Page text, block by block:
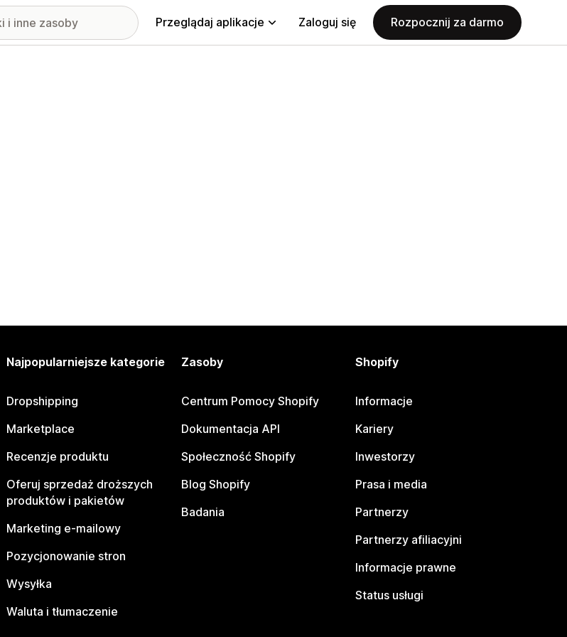
Przeglądaj aplikacje Zaloguj się Rozpocznij za darmo
Najpopularniejsze kategorie
Dropshipping
Marketplace
Recenzje produktu
Oferuj sprzedaż droższych
produktów i pakietów
Marketing e-mailowy
Pozycjonowanie stron
Wysyłka
Waluta i tłumaczenie
Zasoby
Centrum Pomocy Shopify
Dokumentacja API
Społeczność Shopify
Blog Shopify
Badania
Shopify
Informacje
Kariery
Inwestorzy
Prasa i media
Partnerzy
Partnerzy afiliacyjni
Informacje prawne
Status usługi